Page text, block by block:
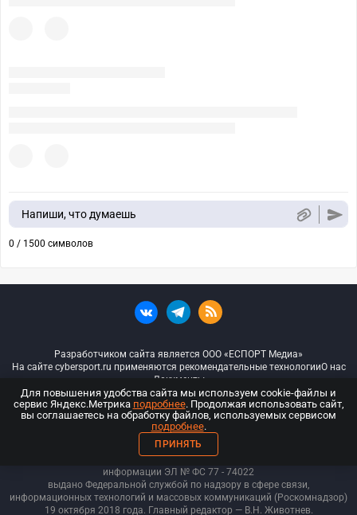
Напиши, что думаешь
0 / 1500 символов
Разработчиком сайта является ООО «ЕСПОРТ Медиа»
На сайте cybersport.ru применяются рекомендательные технологииО нас
Документы
© ООО «Киберспорт.ру» — Все права защищены
18+
ООО «Киберспорт.ру». Свидетельство о регистрации средств массовой
информации ЭЛ № ФС 77 - 74022
выдано Федеральной службой по надзору в сфере связи,
информационных технологий и массовых коммуникаций (Роскомнадзор)
19 октября 2018 года. Главный редактор — В.Н. Животнев.
Для повышения удобства сайта мы используем cookie-файлы и
сервис Яндекс.Метрика подробнее. Продолжая использовать сайт,
вы соглашаетесь на обработку файлов, используемых сервисом
подробнее.
ПРИНЯТЬ